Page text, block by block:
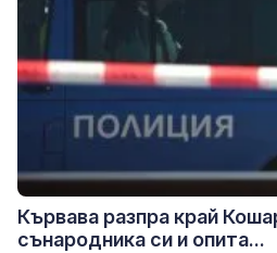
Кървава разпра край
сънародника си и опита...